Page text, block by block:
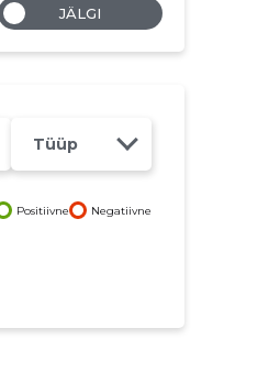
JÄLGI
Tüüp
Positiivne Negatiivne